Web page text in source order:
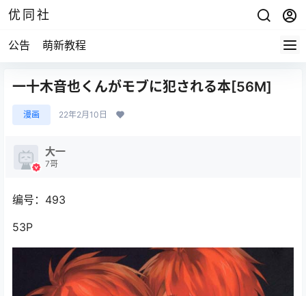
优同社
公告 萌新教程
一十木音也くんがモブに犯される本[56M]
漫画 22年2月10日
大一
7哥
编号：493
53P